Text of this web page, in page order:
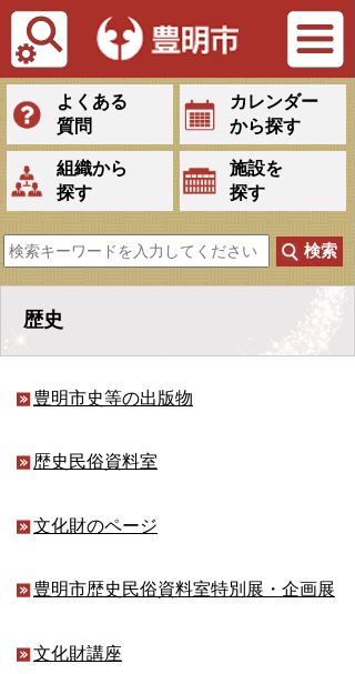
Tiếng Việt
よくある
質問
カレンダー
から探す
組織から
探す
施設を
探す
歴史
豊明市史等の出版物
歴史民俗資料室
文化財のページ
豊明市歴史民俗資料室特別展・企画展
文化財講座